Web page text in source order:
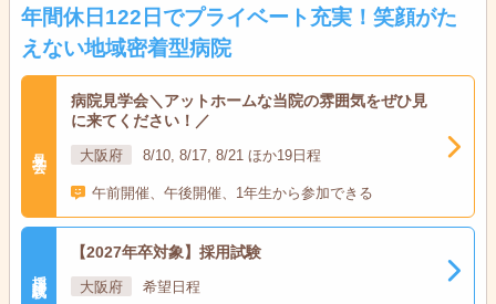
年間休日122日でプライベート充実！笑顔がた
えない地域密着型病院
病院見学会＼アットホームな当院の雰囲気をぜひ見
に来てください！／
大阪府 8/10, 8/17, 8/21 ほか19日程
午前開催、午後開催、1年生から参加できる
【2027年卒対象】採用試験
大阪府 希望日程